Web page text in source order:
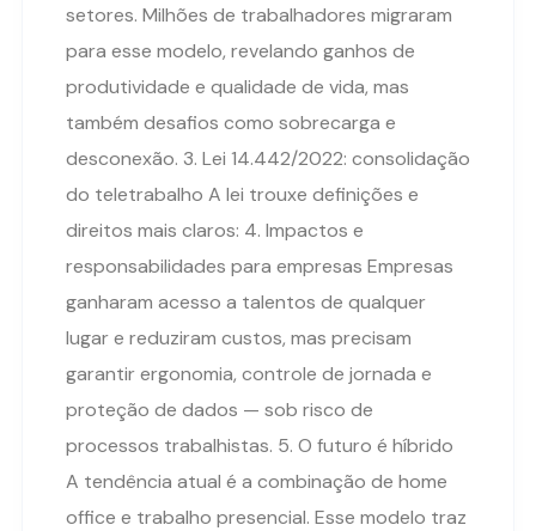
setores. Milhões de trabalhadores migraram
para esse modelo, revelando ganhos de
produtividade e qualidade de vida, mas
também desafios como sobrecarga e
desconexão. 3. Lei 14.442/2022: consolidação
do teletrabalho A lei trouxe definições e
direitos mais claros: 4. Impactos e
responsabilidades para empresas Empresas
ganharam acesso a talentos de qualquer
lugar e reduziram custos, mas precisam
garantir ergonomia, controle de jornada e
proteção de dados — sob risco de
processos trabalhistas. 5. O futuro é híbrido
A tendência atual é a combinação de home
office e trabalho presencial. Esse modelo traz